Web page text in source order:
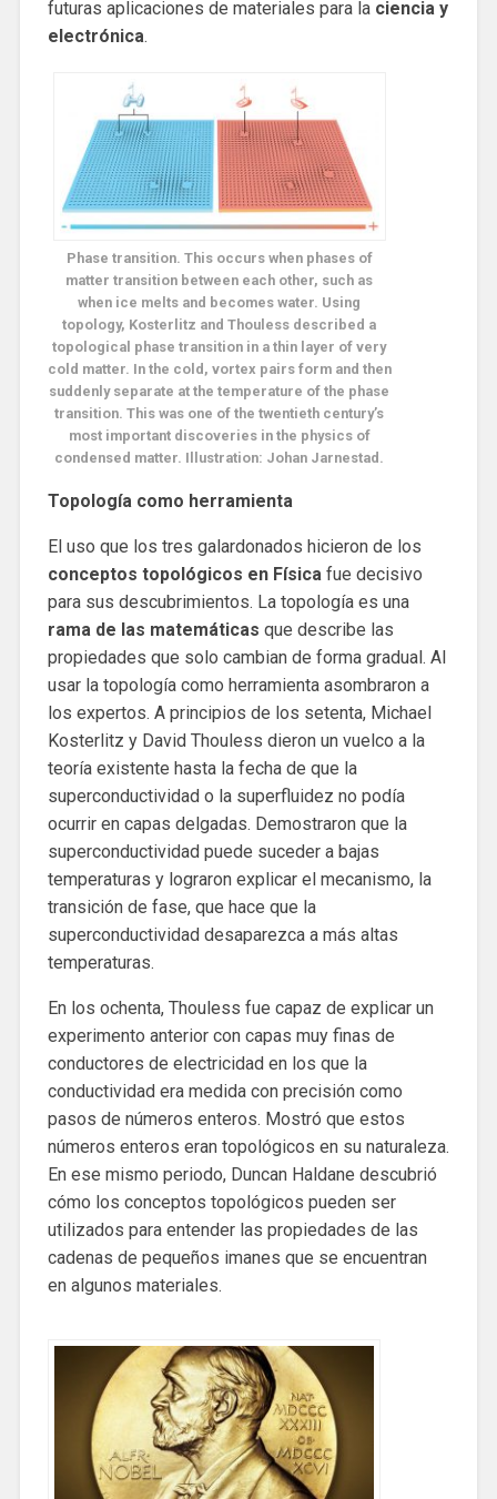
futuras aplicaciones de materiales para la ciencia y
electrónica.
Phase transition. This occurs when phases of
matter transition between each other, such as
when ice melts and becomes water. Using
topology, Kosterlitz and Thouless described a
topological phase transition in a thin layer of very
cold matter. In the cold, vortex pairs form and then
suddenly separate at the temperature of the phase
transition. This was one of the twentieth century’s
most important discoveries in the physics of
condensed matter. Illustration: Johan Jarnestad.
Topología como herramienta
El uso que los tres galardonados hicieron de los
conceptos topológicos en Físicafue decisivo
para sus descubrimientos. La topología es una
rama de las matemáticas que describe las
propiedades que solo cambian de forma gradual. Al
usar la topología como herramienta asombraron a
los expertos. A principios de los setenta, Michael
Kosterlitz y David Thouless dieron un vuelco a la
teoría existente hasta la fecha de que la
superconductividad o la superfluidez no podía
ocurrir en capas delgadas. Demostraron que la
superconductividad puede suceder a bajas
temperaturas y lograron explicar el mecanismo, la
transición de fase, que hace que la
superconductividad desaparezca a más altas
temperaturas.
En los ochenta, Thouless fue capaz de explicar un
experimento anterior con capas muy finas de
conductores de electricidad en los que la
conductividad era medida con precisión como
pasos de números enteros. Mostró que estos
números enteros eran topológicos en su naturaleza.
En ese mismo periodo, Duncan Haldane descubrió
cómo los conceptos topológicos pueden ser
utilizados para entender las propiedades de las
cadenas de pequeños imanes que se encuentran
en algunos materiales.